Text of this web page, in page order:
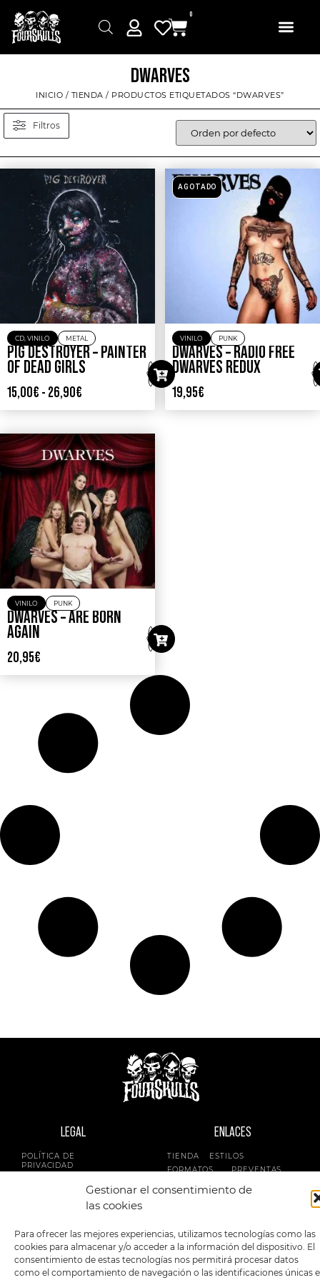
Gestionar el consentimiento de
las cookies
Para ofrecer las mejores experiencias, utilizamos tecnologías como las
cookies para almacenar y/o acceder a la información del dispositivo. El
consentimiento de estas tecnologías nos permitirá procesar datos
como el comportamiento de navegación o las identificaciones únicas
0
DWARVES
INICIO / TIENDA / PRODUCTOS ETIQUETADOS “DWARVES”
Filtros
CD, VINILO METAL
PIG DESTROYER – PAINTER
OF DEAD GIRLS
15,00€ - 26,90€
AGOTADO
VINILO PUNK
DWARVES – RADIO FREE
DWARVES REDUX
19,95€
VINILO PUNK
DWARVES – ARE BORN
AGAIN
20,95€
LEGAL
POLÍTICA DE
PRIVACIDAD
ENLACES
TIENDA
ESTILOS
FORMATOS
PREVENTAS
SIGUENOS EN: METODOS DE PAGO: